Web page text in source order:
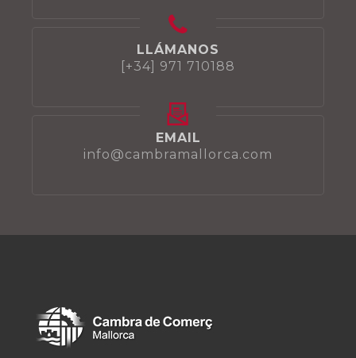
LLÁMANOS
[+34] 971 710188
EMAIL
info@cambramallorca.com